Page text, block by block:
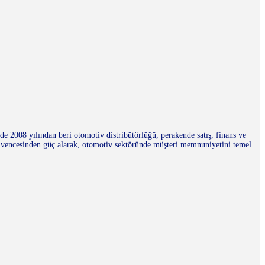
2008 yılından beri otomotiv distribütörlüğü, perakende satış, finans ve
güç alarak, otomotiv sektöründe müşteri memnuniyetini temel